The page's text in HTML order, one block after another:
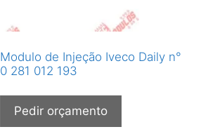
Modulo de Injeção Iveco Daily n°
0 281 012 193
Pedir orçamento